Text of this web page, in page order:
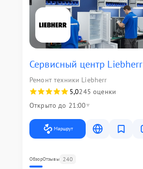
Сервисный центр Liebherr
Ремонт техники Liebherr
5,0245 оценки
Открыто до 21:00
Маршрут
ОбзорОтзывы 240